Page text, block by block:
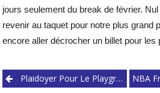
jours seulement du break de février.
revenir au taquet pour notre plus grand
encore aller décrocher un billet pour les
PostPlaidoyer Pour Le Playground NBA